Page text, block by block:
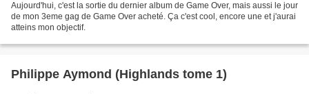
Aujourd'hui, c'est la sortie du dernier album de Game Over, mais aussi le jour
de mon 3eme gag de Game Over acheté. Ça c'est cool, encore une et j'aurai
atteins mon objectif.
Philippe Aymond (Highlands tome 1)